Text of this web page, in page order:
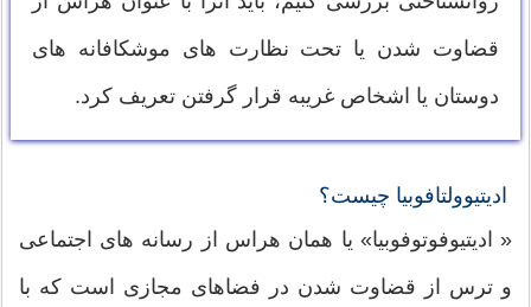
قضاوت شدن یا تحت نظارت های موشکافانه های
دوستان یا اشخاص غریبه قرار گرفتن تعریف کرد.
ادیتیوولتافوبیا چیست؟
« ادیتیوفوتوفوبیا» یا همان هراس از رسانه های اجتماعی
و ترس از قضاوت شدن در فضاهای مجازی است که با